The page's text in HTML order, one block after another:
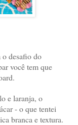
o desafio do
você tem que
e laranja, o
- o que tentei
branca e textura.